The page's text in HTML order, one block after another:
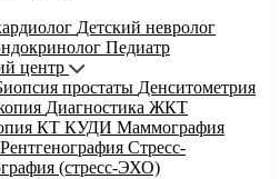
Детский невролог
Педиатр
центр
простаты Денситометрия
Диагностика ЖКТ
КТ КУДИ Маммография
Рентгенография Стресс-
(стресс-ЭХО)